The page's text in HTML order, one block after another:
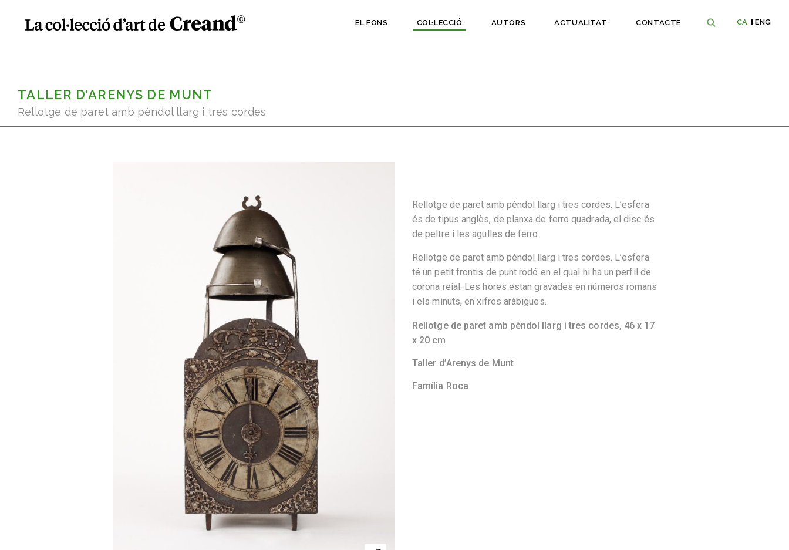
EL FONS COL·LECCIÓ AUTORS ACTUALITAT CONTACTE CA ENG
TALLER D’ARENYS DE MUNT
Rellotge de paret amb pèndol llarg i tres cordes
Rellotge de paret amb pèndol llarg i tres cordes. L’esfera
és de tipus anglès, de planxa de ferro quadrada, el disc és
de peltre i les agulles de ferro.
Rellotge de paret amb pèndol llarg i tres cordes. L’esfera
té un petit frontis de punt rodó en el qual hi ha un perfil de
corona reial. Les hores estan gravades en números romans
i els minuts, en xifres aràbigues.
Rellotge de paret amb pèndol llarg i tres cordes, 46 x 17
x 20 cm
Taller d’Arenys de Munt
Família Roca